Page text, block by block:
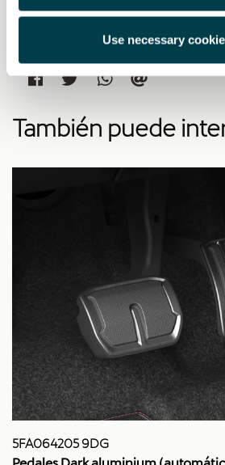
Use necessary
recomendaciones que aparecen en elmanual de
También puede
5FA064205 9DG